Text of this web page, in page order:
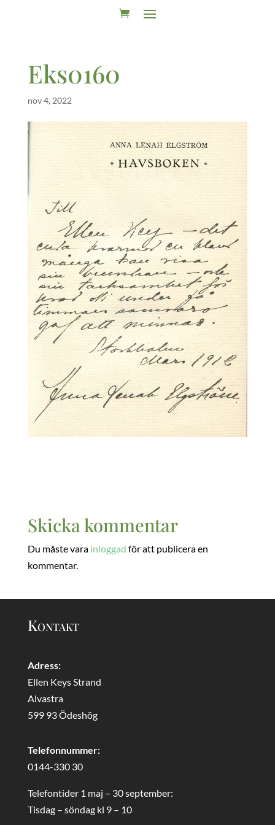
Eks0160
nov 4, 2022
Skicka kommentar
Du måste vara inloggad för att publicera en
kommentar.
Kontakt
Adress:
Ellen Keys Strand
Alvastra
599 93 Ödeshög
Telefonnummer:
0144-330 30
Telefontider 1 maj – 30 september:
Tisdag – söndag kl 9 – 10